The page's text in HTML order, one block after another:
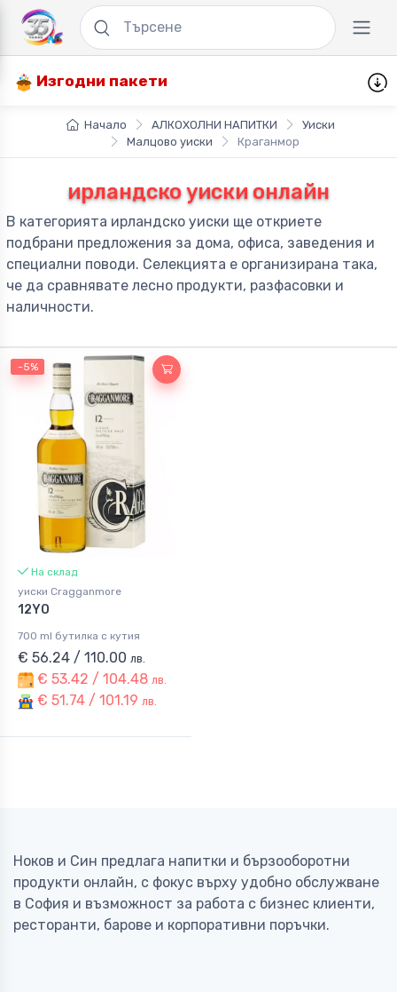
Изгодни пакети
Начало АЛКОХОЛНИ НАПИТКИ
Уиски
Малцово уиски
Краганмор
ирландско уиски онлайн
В категорията ирландско уиски ще откриете
подбрани предложения за дома, офиса, заведения и
специални поводи. Селекцията е организирана така,
че да сравнявате лесно продукти, разфасовки и
наличности.
-5%
На склад
уиски Cragganmore
12YO
700 ml бутилка с кутия
€ 56.24 / 110.00 лв.
€ 53.42 / 104.48 лв.
€ 51.74 / 101.19 лв.
Ноков и Син предлага напитки и бързооборотни
продукти онлайн, с фокус върху удобно обслужване
в София и възможност за работа с бизнес клиенти,
ресторанти, барове и корпоративни поръчки.